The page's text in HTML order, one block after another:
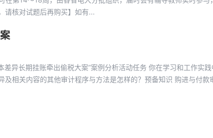
请核对试题后再购买】如有...
异长期挂账牵出偷税大案”案例分析活动任务 你在学习和工作实
相关内容的其他审计程序与方法是怎样的？预备知识 购进与付款